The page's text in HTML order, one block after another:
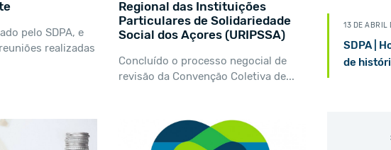
pelo SDPA, e
realizadas
Regional das Instituições
Particulares de Solidariedade
Social dos Açores (URIPSSA)
Concluído o processo negocial de
revisão da Convenção Coletiva de...
13 DE ABRIL
SDPA |
de